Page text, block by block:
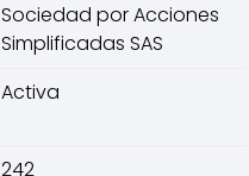
Sociedad por Acciones
Simplificadas SAS
Activa
242